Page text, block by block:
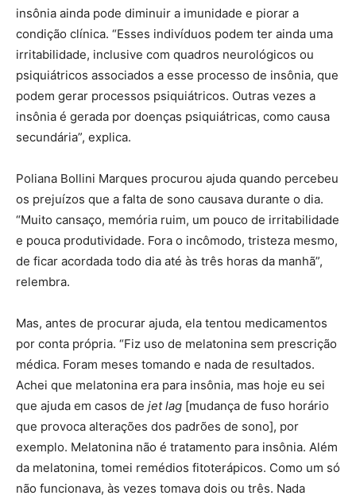
insônia ainda pode diminuir a imunidade e piorar a
condição clínica. “Esses indivíduos podem ter ainda uma
irritabilidade, inclusive com quadros neurológicos ou
psiquiátricos associados a esse processo de insônia, que
podem gerar processos psiquiátricos. Outras vezes a
insônia é gerada por doenças psiquiátricas, como causa
secundária”, explica.
Poliana Bollini Marques procurou ajuda quando percebeu
os prejuízos que a falta de sono causava durante o dia.
“Muito cansaço, memória ruim, um pouco de irritabilidade
e pouca produtividade. Fora o incômodo, tristeza mesmo,
de ficar acordada todo dia até às três horas da manhã”,
relembra.
Mas, antes de procurar ajuda, ela tentou medicamentos
por conta própria. “Fiz uso de melatonina sem prescrição
médica. Foram meses tomando e nada de resultados.
Achei que melatonina era para insônia, mas hoje eu sei
que ajuda em casos de jet lag [mudança de fuso horário
que provoca alterações dos padrões de sono], por
exemplo. Melatonina não é tratamento para insônia. Além
da melatonina, tomei remédios fitoterápicos. Como um só
não funcionava, às vezes tomava dois ou três. Nada